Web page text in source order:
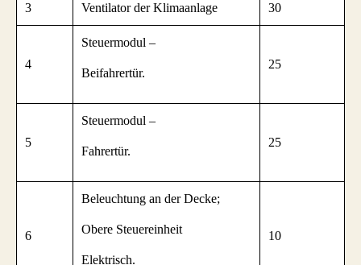
3 Ventilator der Klimaanlage 30
4
Steuermodul –
Beifahrertür.
25
5
Steuermodul –
Fahrertür.
25
6
Beleuchtung an der Decke;
Obere Steuereinheit
Elektrisch.
10